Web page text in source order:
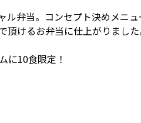
弁当。コンセプト決めメニ
けるお弁当に仕上がりました
に10食限定！